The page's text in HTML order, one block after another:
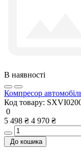
В наявності
Компресор
Код товару:
0
5 498 ₴ 4 970 ₴
До кошика